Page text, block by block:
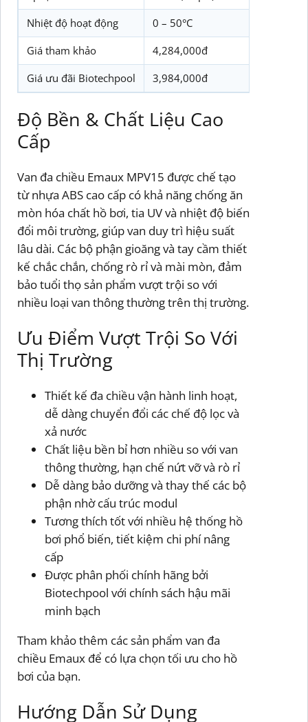
Nhiệt độ hoạt động 0 – 50°C
Giá tham khảo 4,284,000đ
Giá ưu đãi Biotechpool 3,984,000đ
Độ Bền & Chất Liệu Cao
Cấp
Van đa chiều Emaux MPV15 được chế tạo
từ nhựa ABS cao cấp có khả năng chống ăn
mòn hóa chất hồ bơi, tia UV và nhiệt độ biến
đổi môi trường, giúp van duy trì hiệu suất
lâu dài. Các bộ phận gioăng và tay cầm thiết
kế chắc chắn, chống rò rỉ và mài mòn, đảm
bảo tuổi thọ sản phẩm vượt trội so với
nhiều loại van thông thường trên thị trường.
Ưu Điểm Vượt Trội So Với
Thị Trường
Thiết kế đa chiều vận hành linh hoạt,
dễ dàng chuyển đổi các chế độ lọc và
xả nước
Chất liệu bền bỉ hơn nhiều so với van
thông thường, hạn chế nứt vỡ và rò rỉ
Dễ dàng bảo dưỡng và thay thế các bộ
phận nhờ cấu trúc modul
Tương thích tốt với nhiều hệ thống hồ
bơi phổ biến, tiết kiệm chi phí nâng
cấp
Được phân phối chính hãng bởi
Biotechpool với chính sách hậu mãi
minh bạch
Tham khảo thêm các sản phẩm van đa
chiều Emaux để có lựa chọn tối ưu cho hồ
bơi của bạn.
Hướng Dẫn Sử Dụng